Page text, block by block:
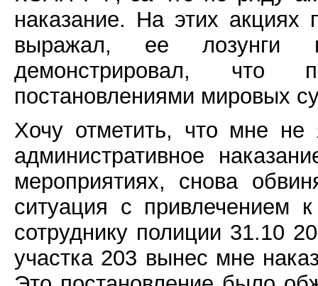
наказание. На этих
выражал, ее лозунги
демонстрировал, что
постановлениями мировых
Хочу отметить, что мне
административное
мероприятиях, снова
ситуация с привлечением к
сотруднику полиции 31.10
участка 203 вынес мне